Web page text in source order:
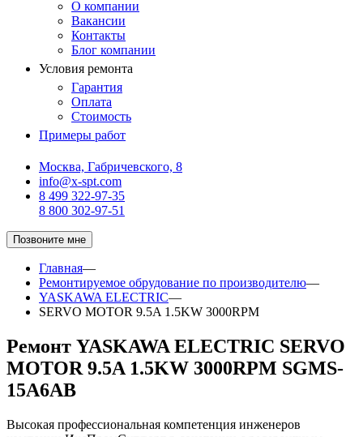
О компании
Вакансии
Контакты
Блог компании
Условия ремонта
Гарантия
Оплата
Стоимость
Примеры работ
Москва, Габричевского, 8
info@x-spt.com
8 499 322-97-35
8 800 302-97-51
Позвоните мне
Главная—
Ремонтируемое обрудование по производителю—
YASKAWA ELECTRIC—
SERVO MOTOR 9.5A 1.5KW 3000RPM
Ремонт YASKAWA ELECTRIC SERVO
MOTOR 9.5A 1.5KW 3000RPM SGMS-
15A6AB
Высокая профессиональная компетенция инженеров